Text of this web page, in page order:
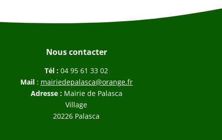
Nous contacter
Tél :04 95 61 33 02
Mail: mairiedepalasca@orange.fr
Adresse : Mairie de Palasca
Village
20226 Palasca